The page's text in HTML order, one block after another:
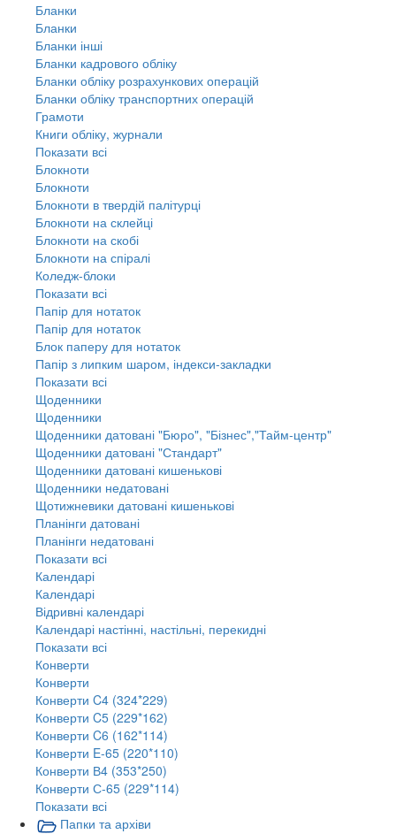
Бланки
Бланки
Бланки інші
Бланки кадрового обліку
Бланки обліку розрахункових операцій
Бланки обліку транспортних операцій
Грамоти
Книги обліку, журнали
Показати всі
Блокноти
Блокноти
Блокноти в твердій палітурці
Блокноти на склейці
Блокноти на скобі
Блокноти на спіралі
Коледж-блоки
Показати всі
Папір для нотаток
Папір для нотаток
Блок паперу для нотаток
Папір з липким шаром, індекси-закладки
Показати всі
Щоденники
Щоденники
Щоденники датовані "Бюро", "Бізнес","Тайм-центр"
Щоденники датовані "Стандарт"
Щоденники датовані кишенькові
Щоденники недатовані
Щотижневики датовані кишенькові
Планінги датовані
Планінги недатовані
Показати всі
Календарі
Календарі
Відривні календарі
Календарі настінні, настільні, перекидні
Показати всі
Конверти
Конверти
Конверти C4 (324*229)
Конверти C5 (229*162)
Конверти C6 (162*114)
Конверти E-65 (220*110)
Конверти В4 (353*250)
Конверти С-65 (229*114)
Показати всі
Папки та архіви